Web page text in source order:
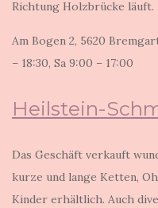
Richtung Holzbrücke läuft.
Am Bogen 2, 5620
– 18:30, Sa 9:00 – 17:00
Heilstein-
Das Geschäft verkauft
kurze und lange Ketten,
Kinder erhältlich. Auch